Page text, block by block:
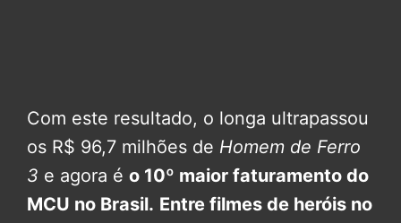
Com este resultado, o longa ultrapassou
os R$ 96,7 milhões de Homem de Ferro
3 e agora é o 10º maior faturamento do
MCU no Brasil. Entre filmes de heróis no